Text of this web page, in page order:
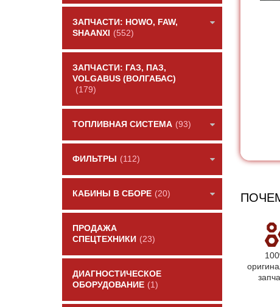
ЗАПЧАСТИ: HOWO, FAW,
SHAANXI
(552)
ЗАПЧАСТИ: ГАЗ, ПАЗ,
VOLGABUS (ВОЛГАБАС)
(179)
ТОПЛИВНАЯ СИСТЕМА (93)
ФИЛЬТРЫ (112)
КАБИНЫ В СБОРЕ (20)
ПРОДАЖА
СПЕЦТЕХНИКИ (23)
ДИАГНОСТИЧЕСКОЕ
ОБОРУДОВАНИЕ (1)